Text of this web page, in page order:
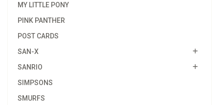
MY LITTLE PONY
PINK PANTHER
POST CARDS
SAN-X
SANRIO
SIMPSONS
SMURFS